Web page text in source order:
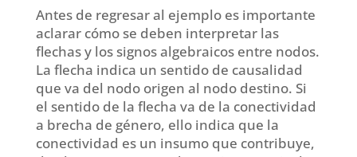
Antes de regresar al ejemplo es importante
aclarar cómo se deben interpretar las
flechas y los signos algebraicos entre nodos.
La flecha indica un sentido de causalidad
que va del nodo origen al nodo destino. Si
el sentido de la flecha va de la conectividad
a brecha de género, ello indica que la
conectividad es un insumo que contribuye,